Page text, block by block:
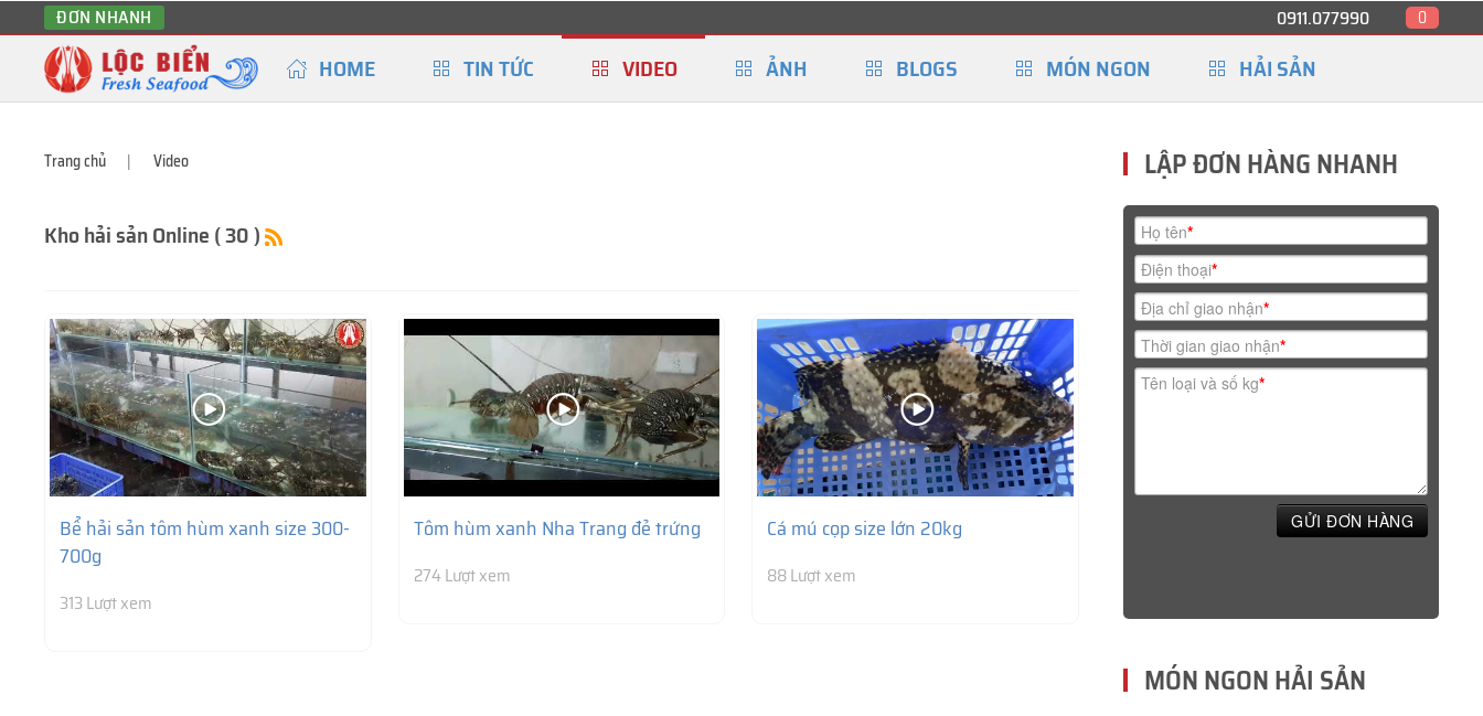
ĐƠN NHANH 0911.077990 0
HOME TIN TỨC VIDEO ẢNH BLOGS MÓN NGON HẢI SẢN
Trang chủ Video
Kho hải sản Online ( 30 )
Bể hải sản tôm hùm xanh size 300-
700g
313 Lượt xem
Tôm hùm xanh Nha Trang đẻ trứng
274 Lượt xem
Cá mú cọp size lớn 20kg
88 Lượt xem
LẬP ĐƠN HÀNG NHANH
Họ tên*
Điện thoại*
Địa chỉ giao nhận*
Thời gian giao nhận*
Tên loại và số kg*
GỬI ĐƠN HÀNG
MÓN NGON HẢI SẢN